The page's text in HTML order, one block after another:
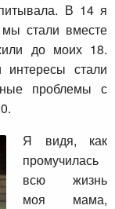
В 14 я
стали вместе
до моих 18.
стали
проблемы с
Я видя, как
промучилась
всю жизнь
моя мама,